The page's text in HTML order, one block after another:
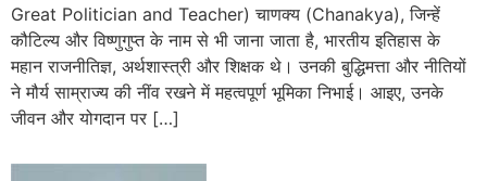
Great Politician and Teacher) चाणक्य (Chanakya), जिन्हें
कौटिल्य और विष्णुगुप्त के नाम से भी जाना जाता है, भारतीय इतिहास के
महान राजनीतिज्ञ, अर्थशास्त्री और शिक्षक थे। उनकी बुद्धिमत्ता और नीतियों
ने मौर्य साम्राज्य की नींव रखने में महत्वपूर्ण भूमिका निभाई। आइए, उनके
जीवन और योगदान पर […]